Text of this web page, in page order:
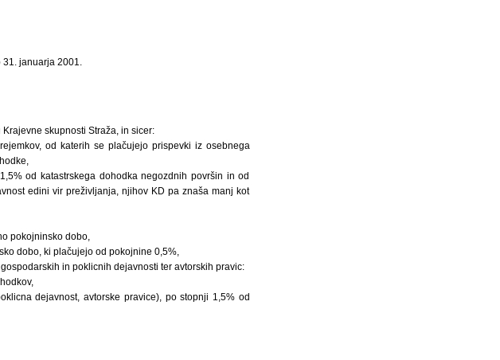
januarja 2001.
skupnosti Straža, in sicer:
od katerih se plačujejo prispevki iz osebnega
od katastrskega dohodka negozdnih površin in od
edini vir preživljanja, njihov KD pa znaša manj kot
pokojninsko dobo,
dobo, ki plačujejo od pokojnine 0,5%,
in poklicnih dejavnosti ter avtorskih pravic:
dejavnost, avtorske pravice), po stopnji 1,5% od